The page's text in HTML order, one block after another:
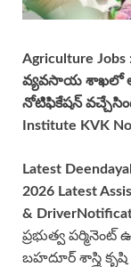
Agriculture
వ్యవసాయ శాఖలో
నోటిఫికేషన్
Institute KVK
Latest
2026 Latest
& Driver
ప్రభుత్వ
బహదూర్ శాస్త్రి